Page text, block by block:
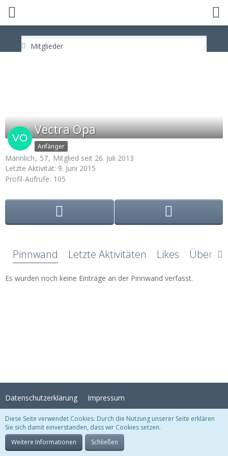
Mitglieder
Vectra Opa
Anfänger
Männlich 57
Mitglied seit 26. Juli 2013
Letzte Aktivität: 9. Juni 2015
Profil-Aufrufe 105
Pinnwand Letzte Aktivitäten Likes Über
Es wurden noch keine Einträge an der Pinnwand verfasst.
Datenschutzerklärung Impressum
Stil:Crystal Temptation , erstellt vonKittMedia
Community-Software:
Diese Seite verwendet Cookies. Durch die Nutzung unserer Seite erklären
Sie sich damit einverstanden, dass wir Cookies setzen.
Weitere Informationen
Schließen